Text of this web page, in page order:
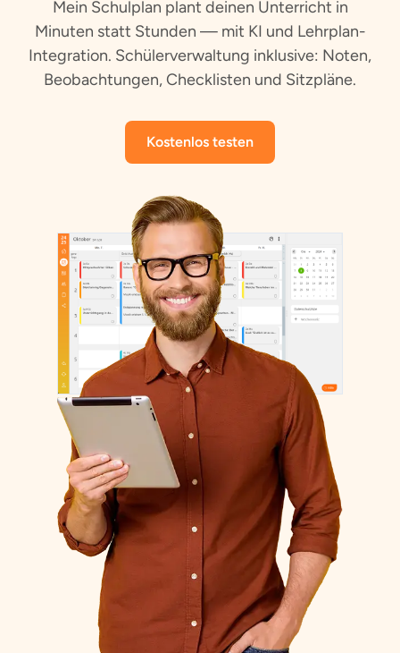
Mein Schulplan plant deinen Unterricht in
Minuten statt Stunden — mit KI und Lehrplan-
Integration. Schülerverwaltung inklusive: Noten,
Beobachtungen, Checklisten und Sitzpläne.
Kostenlos testen